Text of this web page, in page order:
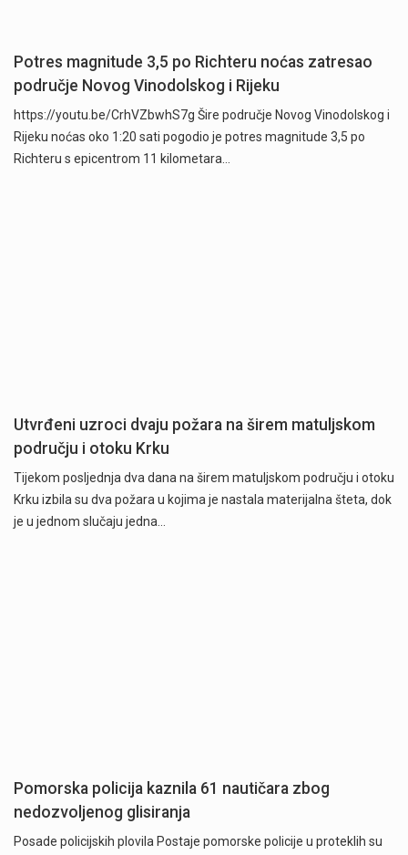
Potres magnitude 3,5 po Richteru noćas zatresao
područje Novog Vinodolskog i Rijeku
https://youtu.be/CrhVZbwhS7g Šire područje Novog Vinodolskog i
Rijeku noćas oko 1:20 sati pogodio je potres magnitude 3,5 po
Richteru s epicentrom 11 kilometara…
Utvrđeni uzroci dvaju požara na širem matuljskom
području i otoku Krku
Tijekom posljednja dva dana na širem matuljskom području i otoku
Krku izbila su dva požara u kojima je nastala materijalna šteta, dok
je u jednom slučaju jedna…
Pomorska policija kaznila 61 nautičara zbog
nedozvoljenog glisiranja
Posade policijskih plovila Postaje pomorske policije u proteklih su